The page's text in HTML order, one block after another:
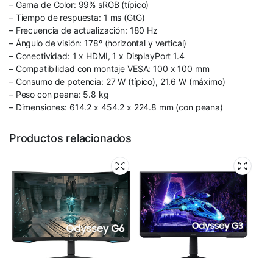
– Gama de Color: 99% sRGB (típico)
– Tiempo de respuesta: 1 ms (GtG)
– Frecuencia de actualización: 180 Hz
– Ángulo de visión: 178º (horizontal y vertical)
– Conectividad: 1 x HDMI, 1 x DisplayPort 1.4
– Compatibilidad con montaje VESA: 100 x 100 mm
– Consumo de potencia: 27 W (típico), 21.6 W (máximo)
– Peso con peana: 5.8 kg
– Dimensiones: 614.2 x 454.2 x 224.8 mm (con peana)
Productos relacionados